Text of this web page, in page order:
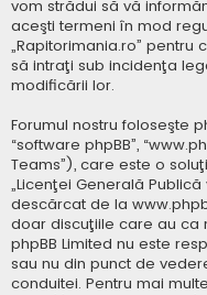
vom strădui să vă
aceşti termeni în mod
„Rapitorimania.ro”
să intraţi sub incidenţa
modificării lor.
Forumul nostru foloseşte
“software phpBB”,
Teams”), care este o
„Licenţei Generală Publică
descărcat de la
doar discuţiile care au ca
phpBB Limited nu este
sau nu din punct de
conduitei. Pentru mai